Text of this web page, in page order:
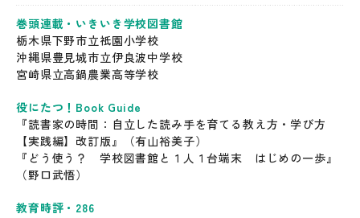
巻頭連載・いきいき学校図書館
栃木県下野市立祇園小学校
沖縄県豊見城市立伊良波中学校
宮崎県立高鍋農業高等学校
役にたつ！Book Guide
『読書家の時間：自立した読み手を育てる教え方・学び方
【実践編】改訂版』（有山裕美子）
『どう使う？ 学校図書館と１人１台端末 はじめの一歩』
（野口武悟）
教育時評・286